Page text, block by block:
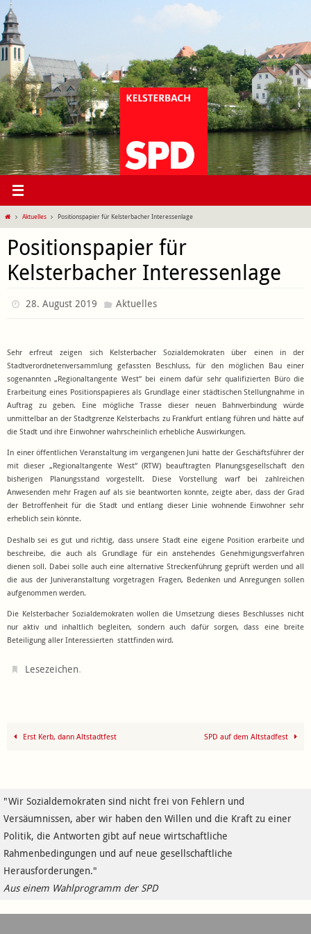
Zum
Inhalt
springen
StartAktuelles Positionspapier für Kelsterbacher Interessenlage
Positionspapier für
Kelsterbacher Interessenlage
28. August 2019 Aktuelles
Sehr erfreut zeigen sich Kelsterbacher Sozialdemokraten über einen in der
Stadtverordnetenversammlung gefassten Beschluss, für den möglichen Bau einer
sogenannten „Regionaltangente West“ bei einem dafür sehr qualifizierten Büro die
Erarbeitung eines Positionspapieres als Grundlage einer städtischen Stellungnahme in
Auftrag zu geben. Eine mögliche Trasse dieser neuen Bahnverbindung würde
unmittelbar an der Stadtgrenze Kelsterbachs zu Frankfurt entlang führen und hätte auf
die Stadt und ihre Einwohner wahrscheinlich erhebliche Auswirkungen.
In einer öffentlichen Veranstaltung im vergangenen Juni hatte der Geschäftsführer der
mit dieser „Regionaltangente West“ (RTW) beauftragten Planungsgesellschaft den
bisherigen Planungsstand vorgestellt. Diese Vorstellung warf bei zahlreichen
Anwesenden mehr Fragen auf als sie beantworten konnte, zeigte aber, dass der Grad
der Betroffenheit für die Stadt und entlang dieser Linie wohnende Einwohner sehr
erheblich sein könnte.
Deshalb sei es gut und richtig, dass unsere Stadt eine eigene Position erarbeite und
beschreibe, die auch als Grundlage für ein anstehendes Genehmigungsverfahren
dienen soll. Dabei solle auch eine alternative Streckenführung geprüft werden und all
die aus der Juniveranstaltung vorgetragen Fragen, Bedenken und Anregungen sollen
aufgenommen werden.
Die Kelsterbacher Sozialdemokraten wollen die Umsetzung dieses Beschlusses nicht
nur aktiv und inhaltlich begleiten, sondern auch dafür sorgen, dass eine breite
Beteiligung aller Interessierten stattfinden wird.
Lesezeichen.
Erst Kerb, dann Altstadtfest SPD auf dem Altstadfest
"Wir Sozialdemokraten sind nicht frei von Fehlern und
Versäumnissen, aber wir haben den Willen und die Kraft zu einer
Politik, die Antworten gibt auf neue wirtschaftliche
Rahmenbedingungen und auf neue gesellschaftliche
Herausforderungen."
Aus einem Wahlprogramm der SPD